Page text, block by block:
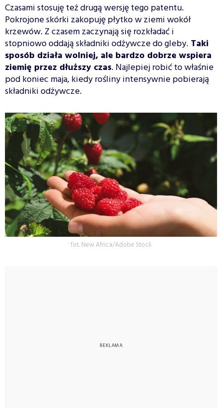
Czasami stosuję też drugą wersję tego patentu.
Pokrojone skórki zakopuję płytko w ziemi wokół
krzewów. Z czasem zaczynają się rozkładać i
stopniowo oddają składniki odżywcze do gleby. Taki
sposób działa wolniej, ale bardzo dobrze wspiera
ziemię przez dłuższy czas. Najlepiej robić to właśnie
pod koniec maja, kiedy rośliny intensywnie pobierają
składniki odżywcze.
fot. New Africa/Adobe Stock